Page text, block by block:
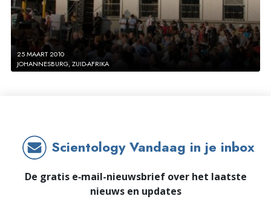
25 MAART 2010
JOHANNESBURG, ZUID-AFRIKA
Scientology Vandaag in je inbox
De gratis e‑mail-nieuwsbrief over het laatste
nieuws en updates